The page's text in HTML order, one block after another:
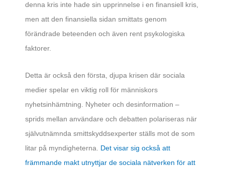
denna kris inte hade sin upprinnelse i en finansiell kris,
men att den finansiella sidan smittats genom
förändrade beteenden och även rent psykologiska
faktorer.
Detta är också den första, djupa krisen där sociala
medier spelar en viktig roll för människors
nyhetsinhämtning. Nyheter och desinformation –
sprids mellan användare och debatten polariseras när
självutnämnda smittskyddsexperter ställs mot de som
litar på myndigheterna. Det visar sig också att
främmande makt utnyttjar de sociala nätverken för att